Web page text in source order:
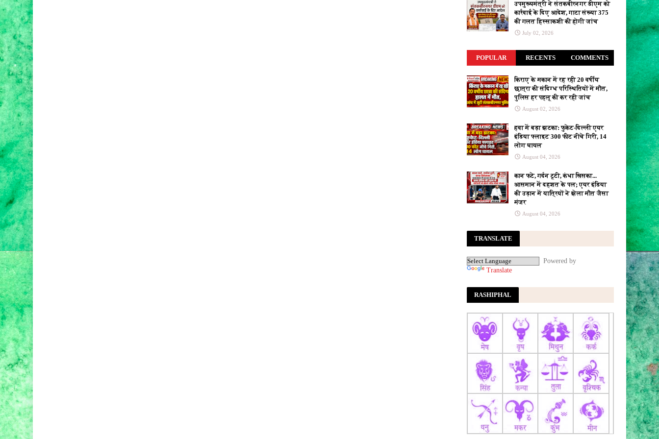
ढाई बजे सजा पर सुनवाई से पहले सुप्रीम कोर्ट
पहुंचे तरुण तेजपाल, मांगा एक हफ्ते का स्टे Aaj
Tak News
तरुण तेजपाल का पहला बयान, कहा- 'मैं
राजनीतिक साजिश का शिकार, बेग India TV
Hindi
SC जाएंगे तरुण तेजपाल, रेप केस में दोषी, बोले-
62 का हूं, 2 बेटियां हैं... ABP News
FCRA बिल को लेकर बैकफुट पर सरकार? राहुल
Hindustan
FCRA बिल को लेकर बैकफुट पर सरकार?
राहुल गांधी से साधा संपर्क, खत्म होगा
'भारतीयों को होगी परेशानी...' विदेशी फंडिंग
कानून पर शशि थरूर ने केंद्र सरकार को
घेरा Jagran
FCRA बिल पर शशि थरूर सरकार के साथ या
लोकसभा में हंगामा, स्पीकर बोले- विपक्ष का
शाह विदेशी फंड से जुड़े... Dainik Bhaskar
अमित शाह से मिलेंगे कैथोलिक बिशप Aaj Tak
News
फ्लाइट के तेल में एथेनॉल मिक्सिंग की इजाजत,
केजरीवाल ने लोगों को चेताया; दिखाया एक बड़ा
डर - Hindustan
फ्लाइट के तेल में एथेनॉल मिक्सिंग की इजाजत,
केजरीवाल ने लोगों को चेताया; दिखाया एक बड़ा
डर
Hindustan
ATF में इथेनॉल मिलाने की कोई योजना नहीं,
यात्रियों की सुरक्षा सर्वोच्च प्राथमिकता, सरकार
ने दी सफाई Navbharat Times
जनता को झूठ बोलकर डराना स्वीकार्य नहीं:
केजरीवाल के 'सरकार का E50 प्लान' बयान पर
उपमुख्यमंत्री ने संतकबीरनगर डीएम को
कार्रवाई के दिए आदेश, गाटा संख्या 375
की गलत हिस्साकशी की होगी जांच
July 02, 2026
POPULAR RECENTS COMMENTS
किराए के मकान में रह रही 20 वर्षीय
छात्रा की संदिग्ध परिस्थितियों में मौत,
पुलिस हर पहलू की कर रही जांच
August 02, 2026
हवा में बड़ा झटका: फुकेट-दिल्ली एयर
इंडिया फ्लाइट 300 फीट नीचे गिरी, 14
लोग घायल
August 04, 2026
कान फटे, गर्दन टूटी, कंधा खिसका...
आसमान में दहशत के पल; एयर इंडिया
की उड़ान में यात्रियों ने झेला मौत जैसा
मंजर
August 04, 2026
TRANSLATE
Powered by
Translate
RASHIPHAL